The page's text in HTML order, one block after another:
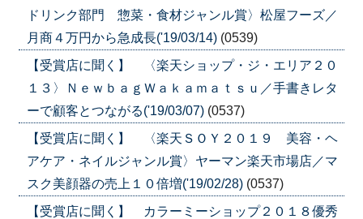
ドリンク部門 惣菜・食材ジャンル賞〉松屋フーズ／
月商４万円から急成長('19/03/14) (0539)
【受賞店に聞く】 〈楽天ショップ・ジ・エリア２０
１３〉ＮｅｗｂａｇＷａｋａｍａｔｓｕ／手書きレタ
ーで顧客とつながる('19/03/07) (0537)
【受賞店に聞く】 〈楽天ＳＯＹ２０１９ 美容・ヘ
アケア・ネイルジャンル賞〉ヤーマン楽天市場店／マ
スク美顔器の売上１０倍増('19/02/28) (0537)
【受賞店に聞く】 カラーミーショップ２０１８優秀